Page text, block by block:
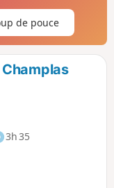
de pouce
3h 35